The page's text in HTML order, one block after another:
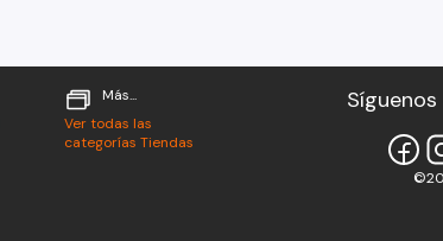
Más...
Ver todas las
categorías Tiendas